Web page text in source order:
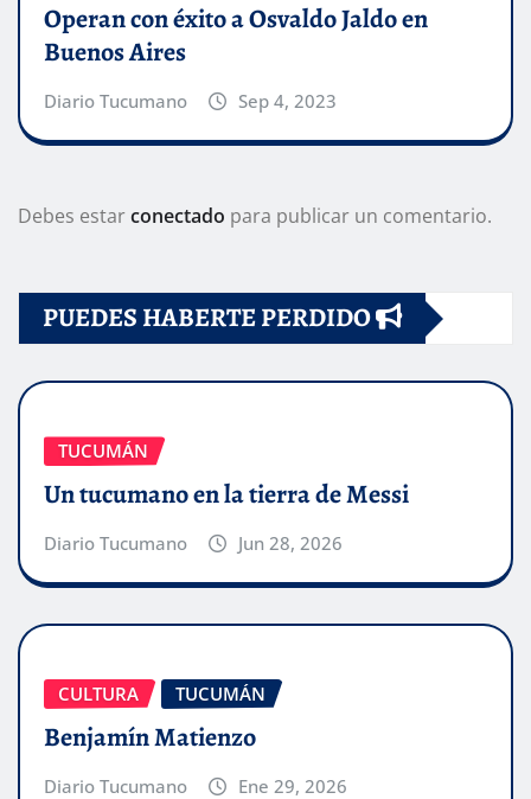
Operan con éxito a Osvaldo Jaldo en
Buenos Aires
Diario Tucumano Sep 4, 2023
Debes estarconectado para publicar un comentario.
PUEDES HABERTE PERDIDO
TUCUMÁN
Un tucumano en la tierra de Messi
Diario Tucumano Jun 28, 2026
CULTURA TUCUMÁN
Benjamín Matienzo
Diario Tucumano Ene 29, 2026